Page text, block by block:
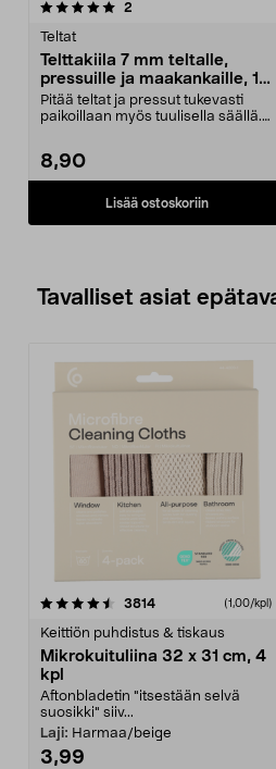
2
Teltat
Telttakiila 7 mm teltalle,
pressuille ja maakankaille, 10
kpl
Pitää teltat ja pressut tukevasti
paikoillaan myös tuulisella säällä.
8,90
Lisää ostoskoriin
Tavalliset asiat
3814arvostelut (1,00/kpl)
Keittiön puhdistus & tiskaus
Mikrokuituliina 32 x 31 cm, 4
kpl
Aftonbladetin "itsestään selvä
suosikki" siiv...
Laji: Harmaa/beige
3,99
4.5viidestä